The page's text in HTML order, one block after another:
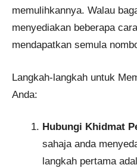
memulihkannya. Walau
menyediakan beberapa
mendapatkan semula
Langkah-langkah untuk
Anda:
Hubungi Khidmat
sahaja anda
langkah pertama